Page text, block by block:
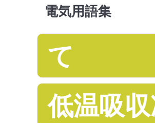
電気用語集
て
低温吸